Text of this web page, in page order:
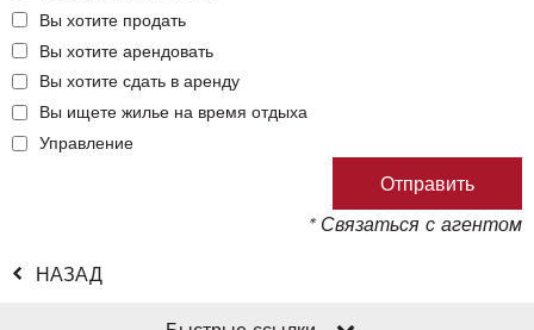
Вы хотите продать
Вы хотите арендовать
Вы хотите сдать в аренду
Вы ищете жилье на время отдыха
Управление
* Связаться с агентом
НАЗАД